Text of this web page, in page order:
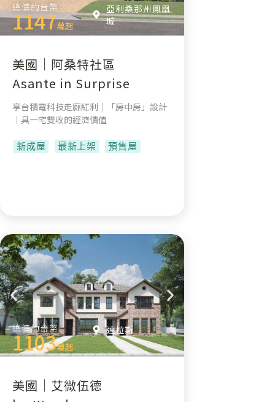
總價約台幣
1147萬起
亞利桑那州鳳凰
城
美國｜阿桑特社區
Asante in Surprise
享台積電科技走廊紅利｜「房中房」設計
｜具一宅雙收的經濟價值
新成屋 最新上架 預售屋
總價約台幣
1103萬起
達拉斯
美國｜艾微伍德